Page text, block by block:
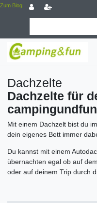
Zum Blog
Dachzelte
Dachzelte für
Mit einem Dachzelt bist du
dein eigenes Bett immer
Du kannst mit einem
übernachten egal ob auf
oder auf deinem Trip durch